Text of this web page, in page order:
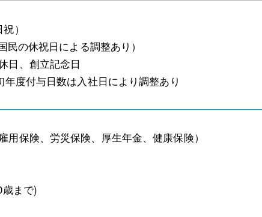
）
の休祝日による調整あり）
日、創立記念日
度付与日数は入社日により調整あり
用保険、労災保険、厚生年金、健康保険）
まで)